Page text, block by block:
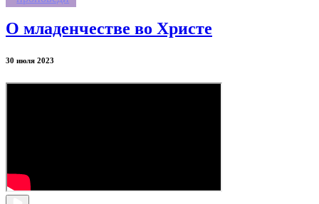
О младенчестве во Христе
30 июля 2023